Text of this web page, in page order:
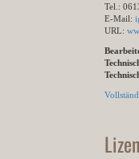
Tel.:
E-Mail:
URL: